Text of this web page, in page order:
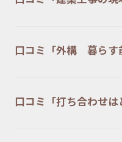
口コミ「外構 暮らす
口コミ「打ち合わせは